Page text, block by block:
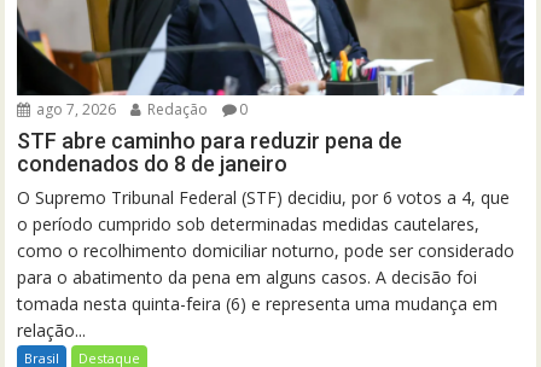
ago 7, 2026 Redação 0
STF abre caminho para reduzir pena de
condenados do 8 de janeiro
O Supremo Tribunal Federal (STF) decidiu, por 6 votos a 4, que
o período cumprido sob determinadas medidas cautelares,
como o recolhimento domiciliar noturno, pode ser considerado
para o abatimento da pena em alguns casos. A decisão foi
tomada nesta quinta-feira (6) e representa uma mudança em
relação...
Brasil Destaque